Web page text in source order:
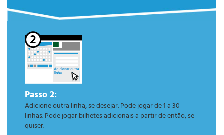
Passo 2:
Adicione outra linha, se desejar. Pode jogar de 1 a 30
linhas. Pode jogar bilhetes adicionais a partir de então, se
quiser.